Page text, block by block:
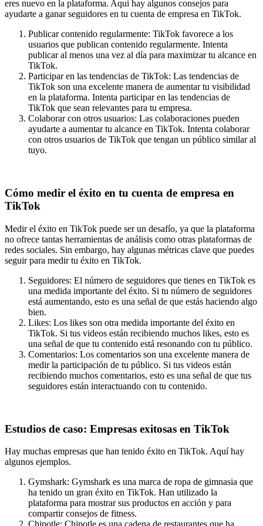
eres nuevo en la plataforma. Aquí hay algunos consejos para
ayudarte a ganar seguidores en tu cuenta de empresa en TikTok.
Publicar contenido regularmente: TikTok favorece a los
usuarios que publican contenido regularmente. Intenta
publicar al menos una vez al día para maximizar tu alcance en
TikTok.
Participar en las tendencias de TikTok: Las tendencias de
TikTok son una excelente manera de aumentar tu visibilidad
en la plataforma. Intenta participar en las tendencias de
TikTok que sean relevantes para tu empresa.
Colaborar con otros usuarios: Las colaboraciones pueden
ayudarte a aumentar tu alcance en TikTok. Intenta colaborar
con otros usuarios de TikTok que tengan un público similar al
tuyo.
Cómo medir el éxito en tu cuenta de empresa en
TikTok
Medir el éxito en TikTok puede ser un desafío, ya que la plataforma
no ofrece tantas herramientas de análisis como otras plataformas de
redes sociales. Sin embargo, hay algunas métricas clave que puedes
seguir para medir tu éxito en TikTok.
Seguidores: El número de seguidores que tienes en TikTok es
una medida importante del éxito. Si tu número de seguidores
está aumentando, esto es una señal de que estás haciendo algo
bien.
Likes: Los likes son otra medida importante del éxito en
TikTok. Si tus videos están recibiendo muchos likes, esto es
una señal de que tu contenido está resonando con tu público.
Comentarios: Los comentarios son una excelente manera de
medir la participación de tu público. Si tus videos están
recibiendo muchos comentarios, esto es una señal de que tus
seguidores están interactuando con tu contenido.
Estudios de caso: Empresas exitosas en TikTok
Hay muchas empresas que han tenido éxito en TikTok. Aquí hay
algunos ejemplos.
Gymshark: Gymshark es una marca de ropa de gimnasia que
ha tenido un gran éxito en TikTok. Han utilizado la
plataforma para mostrar sus productos en acción y para
compartir consejos de fitness.